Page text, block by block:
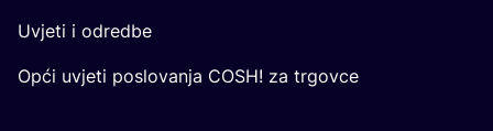
Uvjeti i odredbe
Opći uvjeti poslovanja COSH! za trgovce